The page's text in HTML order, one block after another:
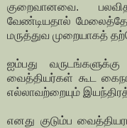
குறைவானவை.
வேண்டியதால்
மருத்துவ முறையாகத்
ஐம்பது
வைத்தியர்கள் கூட
எல்லாவற்றையும்
எனது குடும்ப